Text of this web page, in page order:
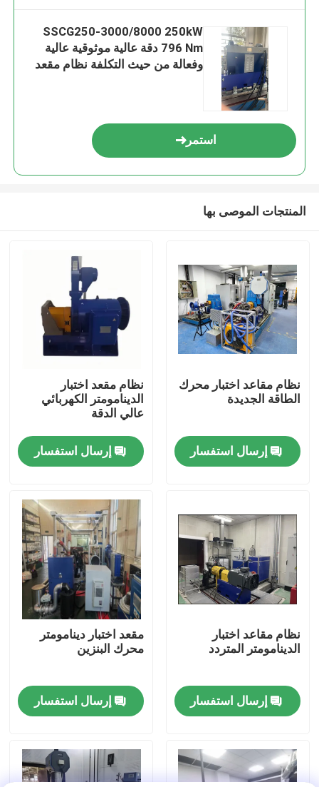
حولنا
مراقبة الجودة
اتصل بنا
أخبار
الحالات
دينامومتر عالي السرعة
SSCG250-3000/8000 250kW
796 Nm دقة عالية موثوقية عالية
وفعالة من حيث التكلفة نظام مقعد
استمر
المنتجات الموصى بها
نظام مقاعد اختبار محرك
الطاقة الجديدة
إرسال استفسار
نظام مقعد اختبار
الدينامومتر الكهربائي
عالي الدقة
إرسال استفسار
نظام مقاعد اختبار
الدينامومتر المتردد
إرسال استفسار
مقعد اختبار دينامومتر
محرك البنزين
إرسال استفسار